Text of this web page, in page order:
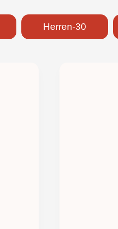
Herren-30